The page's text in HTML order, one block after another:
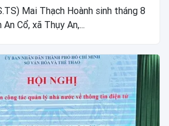
Mai Thạch Hoành sinh tháng 8
Cổ, xã Thụy An,...